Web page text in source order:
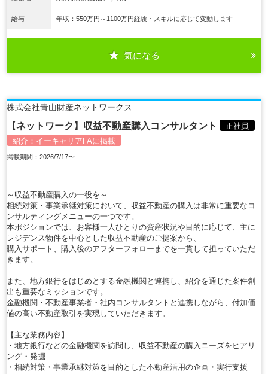
給与 年収：550万円～1100万円経験・スキルに応じて変動します
気になる
株式会社青山財産ネットワークス
【ネットワーク】収益不動産購入コンサルタント
正社員
紹介： イーキャリアFAに掲載
掲載期間：2026/7/17〜
～収益不動産購入の一役を～
相続対策・事業承継対策において、収益不動産の購入は非常に重要なコ
ンサルティングメニューの一つです。
本ポジションでは、お客様一人ひとりの資産状況や目的に応じて、主に
レジデンス物件を中心とした収益不動産のご提案から、
購入サポート、購入後のアフターフォローまでを一貫して担っていただ
きます。
また、地方銀行をはじめとする金融機関と連携し、紹介を通じた案件創
出も重要なミッションです。
金融機関・不動産事業者・社内コンサルタントと連携しながら、付加価
値の高い不動産取引を実現していただきます。
【主な業務内容】
・地方銀行などの金融機関を訪問し、収益不動産の購入ニーズをヒアリ
ング・発掘
・相続対策・事業承継対策を目的とした不動産活用の企画・実行支援